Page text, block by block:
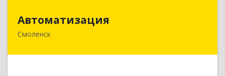
Автоматизация
Смоленск214019, Смоленская обл, Смоленск г, Марии